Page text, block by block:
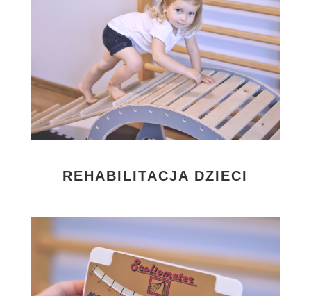
REHABILITACJA DZIECI